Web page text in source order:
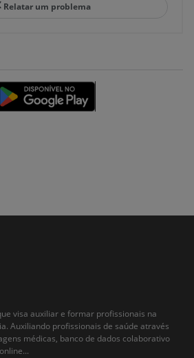
Relatar um problema
visa auxiliar e formar profissionais na
Auxiliando profissionais de saúde através
médicas, banco de dados colaborativo